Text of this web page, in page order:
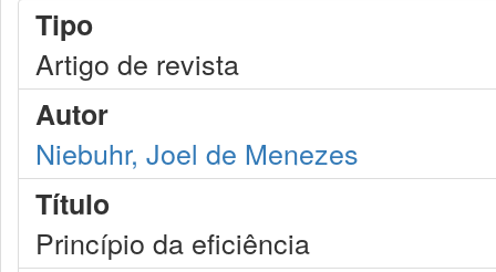
Tipo
Artigo de revista
Autor
Niebuhr, Joel de Menezes
Título
Princípio da eficiência